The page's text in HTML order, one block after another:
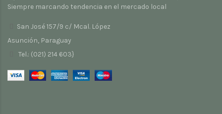
Siempre marcando tendencia en el mercado local
San José 157/9 c/ Mcal. López
Asunción, Paraguay
Tel.: (021) 214 603}